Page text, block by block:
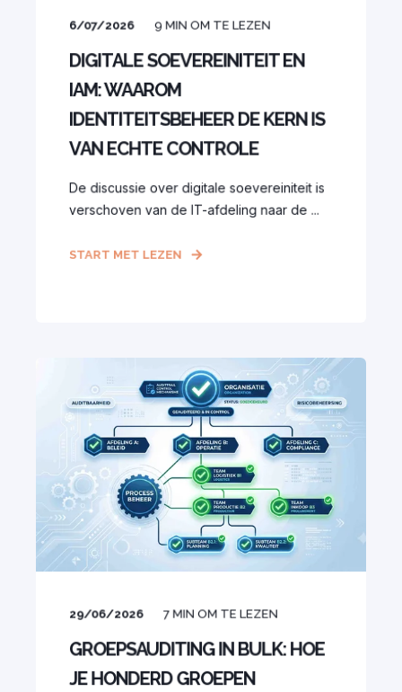
6/07/2026 9MIN OM TE LEZEN
DIGITALE SOEVEREINITEIT EN
IAM: WAAROM
IDENTITEITSBEHEER DE KERN IS
VAN ECHTE CONTROLE
De discussie over digitale soevereiniteit is
verschoven van de IT-afdeling naar de ...
START MET LEZEN
29/06/2026 7MIN OM TE LEZEN
GROEPSAUDITING IN BULK: HOE
JE HONDERD GROEPEN